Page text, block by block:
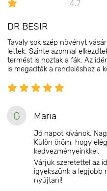
4.7
DR BESIR
Tavaly sok szép növényt
lettek. Szinte azonnal
termést is hoztak a fák. Az
is megadták a rendeléshez a
G Maria
Jó napot kívánok.
Külön öröm, hogy
kedvezményeinkkel.
Várjuk szeretettel az
igyekszünk a legjobb
nyújtani!